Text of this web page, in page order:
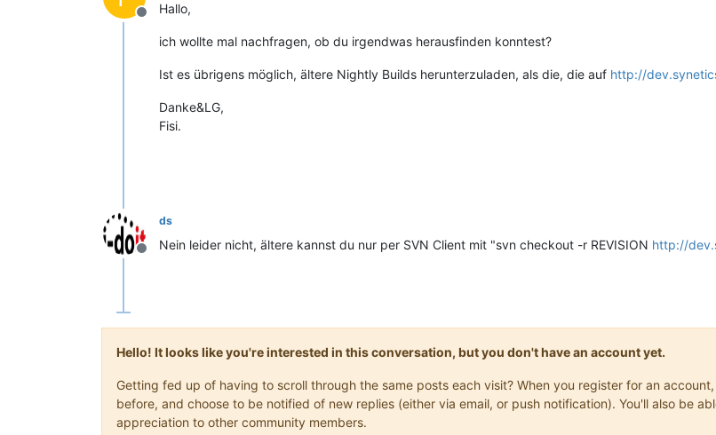
Offline
Hallo,
ich wollte mal nachfragen, ob du irgendwas herausfinden konntest?
Ist es übrigens möglich, ältere Nightly Builds herunterzuladen, als die, die auf http://
Danke&LG,
Fisi.
Offline
ds
Nein leider nicht, ältere kannst du nur per SVN Client mit "svn checkout -r REVISION http://
Hello! It looks like you're interested in this conversation, but you don't have an account yet.
Getting fed up of having to scroll through the same posts each visit? When you register for an
before, and choose to be notified of new replies (either via email, or push notification). You'll also be
appreciation to other community members.